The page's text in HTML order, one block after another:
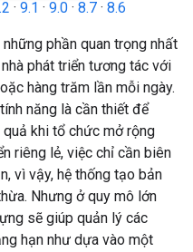
· 9.1 · 9.0 · 8.7 · 8.6
phần quan trọng nhất
phát triển tương tác với
hàng trăm lần mỗi ngày.
năng là cần thiết để
khi tổ chức mở rộng
riêng lẻ, việc chỉ cần biên
vì vậy, hệ thống tạo bản
Nhưng ở quy mô lớn
sẽ giúp quản lý các
hạn như dựa vào một